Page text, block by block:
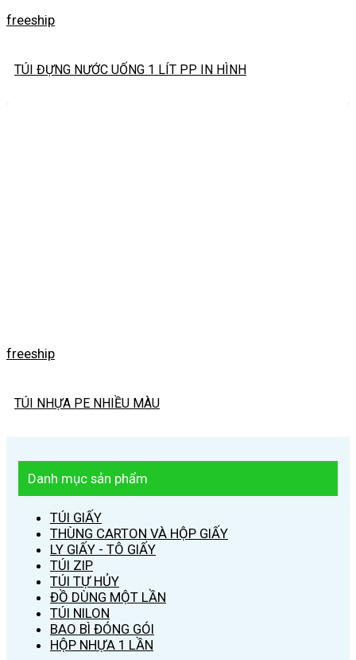
freeship
TÚI ĐỰNG NƯỚC UỐNG 1 LÍT PP IN HÌNH
freeship
TÚI NHỰA PE NHIỀU MÀU
Danh mục sản phẩm
TÚI GIẤY
THÙNG CARTON VÀ HỘP GIẤY
LY GIẤY - TÔ GIẤY
TÚI ZIP
TÚI TỰ HỦY
ĐỒ DÙNG MỘT LẦN
TÚI NILON
BAO BÌ ĐÓNG GÓI
HỘP NHỰA 1 LẦN